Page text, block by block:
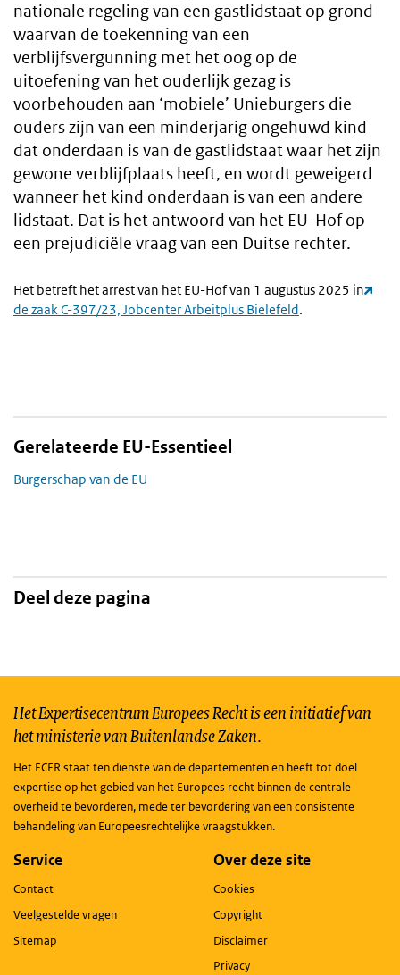
nationale regeling van een gastlidstaat op grond
waarvan de toekenning van een
verblijfsvergunning met het oog op de
uitoefening van het ouderlijk gezag is
voorbehouden aan ‘mobiele’ Unieburgers die
ouders zijn van een minderjarig ongehuwd kind
dat onderdaan is van de gastlidstaat waar het zijn
gewone verblijfplaats heeft, en wordt geweigerd
wanneer het kind onderdaan is van een andere
lidstaat. Dat is het antwoord van het EU-Hof op
een prejudiciële vraag van een Duitse rechter.
Het betreft het arrest van het EU-Hof van 1 augustus 2025 in
de zaak C-397/23, Jobcenter Arbeitplus Bielefeld.
Gerelateerde EU-Essentieel
Burgerschap van de EU
Deel deze pagina
Het Expertisecentrum Europees Recht is een initiatief van
het ministerie van Buitenlandse Zaken.
Het ECER staat ten dienste van de departementen en heeft tot doel
expertise op het gebied van het Europees recht binnen de centrale
overheid te bevorderen, mede ter bevordering van een consistente
behandeling van Europeesrechtelijke vraagstukken.
Service
Contact
Veelgestelde vragen
Sitemap
Over deze site
Cookies
Copyright
Disclaimer
Privacy